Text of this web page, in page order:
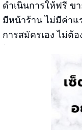
ดำเนินการให้ฟรี ข
มีหน้าร้าน ไม่มีค่าแ
การสมัครเอง ไม่ต้อ